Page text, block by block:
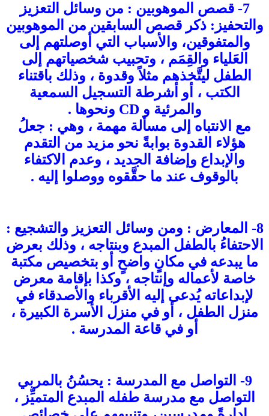
7- قصص الموهوبين : من وسائل التعزيز
والتحفيز: ذكر قصص السابقين من الموهوبين
والمتفوقين، والأسباب التي أوصلتهم إلى
العَلياء والقِمَم ، وتحبيب شخصياتهم إلى
الطفل ليتَّخذهم مثلاً وقدوة ، وذلك باقتناء
الكتب ، أو أشرطة التسجيل السمعية
والمرئية و CD ونحوها .
مع الانتباه إلى مسألة مهمة ، وهي : جعلُ
هؤلاء القدوة بوابةً نحو مزيد من التقدم
والإبداع وإضافة الجديد ، وعدم الاكتفاء
بالوقوف عند ما حقَّقوه ووصلوا إليه .
8- المعارض : ومن وسائل التعزيز والتشجيع :
الاحتفاءُ بالطفل المبدع وبنتاجه ، وذلك بعرض
ما يبدعه في مكانٍ واضحٍ أو بتخصيص مكتبة
خاصة لأعماله وإنتاجه ، وكذا بإقامة معرض
لإبداعاته يُدعى إليه الأقرباء والأصدقاء في
منزل الطفل ، أو في منزل الأسرة الكبيرة ،
أو في قاعة المدرسة .
9- التواصل مع المدرسة : يحسُنُ بالمربي
التواصل مع مدرسة طفله المبدع المتميِّز ،